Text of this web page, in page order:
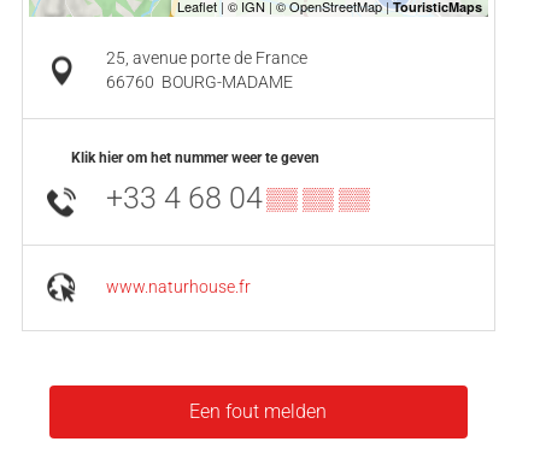
25, avenue porte de France
66760 BOURG-MADAME
Klik hier om het nummer weer te geven
+33 4 68 04▒▒ ▒▒ ▒▒
www.naturhouse.fr
Een fout melden